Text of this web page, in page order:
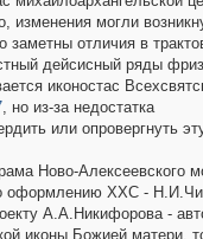
изменения могли
заметны отличия в
дейсисный ряды
иконостас
, но из-за недостатка
или опровергнуть
Ново-Алексеевского
оформлению ХХС -
А.А.Никифорова -
иконы Божией матери,